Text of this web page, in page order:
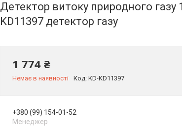
Детектор витоку природного
KD11397 детектор газу
1 774 ₴
Немає в наявності Код: KD-KD11397
+380 (99) 154-01-52
Менеджер